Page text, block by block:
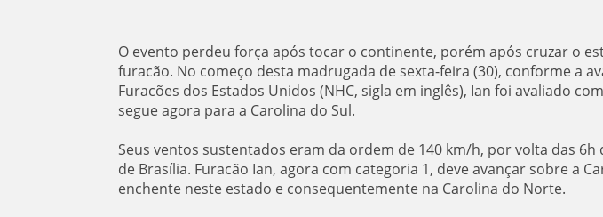
O evento perdeu força após tocar o continente, porém após cruzar o
furacão. No começo desta madrugada de sexta-feira (30), conforme a
Furacões dos Estados Unidos (NHC, sigla em inglês), Ian foi avaliado
segue agora para a Carolina do Sul.
Seus ventos sustentados eram da ordem de 140 km/h, por volta das
de Brasília. Furacão Ian, agora com categoria 1, deve avançar sobre a
enchente neste estado e consequentemente na Carolina do Norte.